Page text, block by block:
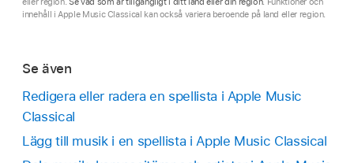
innehåll i Apple Music Classical kan också variera beroende på land eller region.
Se även
Redigera eller radera en spellista i Apple Music
Classical
Lägg till musik i en spellista i Apple Music Classical